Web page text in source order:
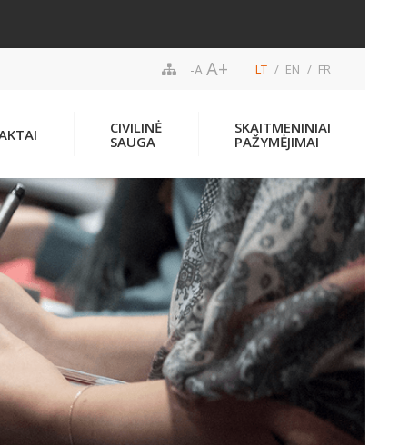
-A A+ LT EN FR
CIVILINĖ
SAUGA
SKAITMENINIAI
PAŽYMĖJIMAI